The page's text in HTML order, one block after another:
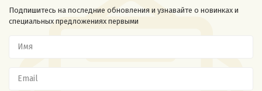
Подпишитесь на последние обновления и узнавайте о новинках и
специальных предложениях первыми